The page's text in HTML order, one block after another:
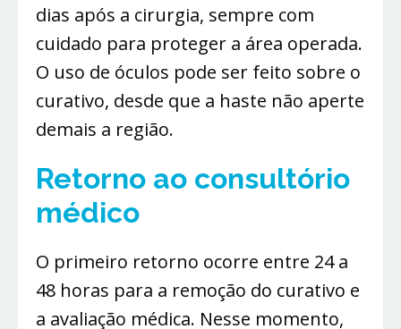
dias após a cirurgia, sempre com
cuidado para proteger a área operada.
O uso de óculos pode ser feito sobre o
curativo, desde que a haste não aperte
demais a região.
Retorno ao consultório
médico
O primeiro retorno ocorre entre 24 a
48 horas para a remoção do curativo e
a avaliação médica. Nesse momento,